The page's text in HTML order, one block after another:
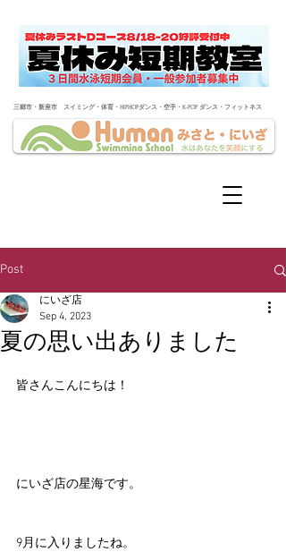
​三郷市・新座市 スイミング・体育・HIPHOPダンス・空手・K-POP ダンス・フィットネス
Post
夏の思い出ありました
にいざ店
Sep 4, 2023
皆さんこんにちは！
にいざ店の星海です。
9月に入りましたね。